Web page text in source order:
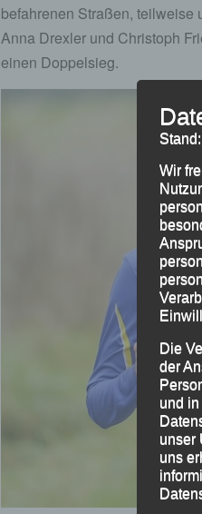
befahrenen Straßen, teilweise
Anna Drexler und Christoph
einen Doppelsieg.
Wir
Die
der
und
unser
uns